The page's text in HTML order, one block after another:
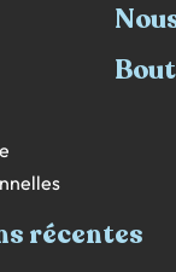
récentes